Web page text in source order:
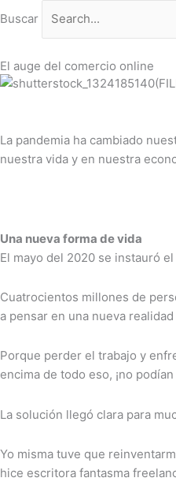
al
Buscar
El auge del comercio online
La pandemia ha cambiado
nuestra vida y en nuestra
Una nueva forma de vida
El mayo del 2020 se instauró
Cuatrocientos millones de
a pensar en una nueva
Porque perder el trabajo y
encima de todo eso, ¡no
La solución llegó clara para
Yo misma tuve que
hice escritora fantasma